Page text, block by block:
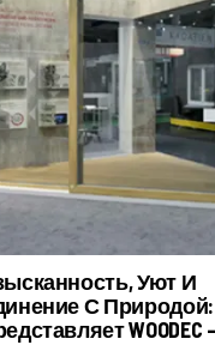
Уют И
С Природой:
WOODEC –